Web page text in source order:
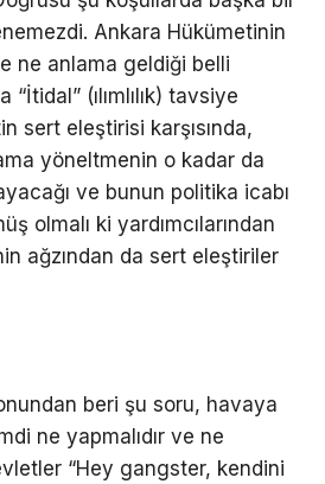
Ankara Hükümetinin
ne anlama geldiği belli
(ılımlılık) tavsiye
sert eleştirisi karşısında,
yöneltmenin o kadar da
ve bunun politika icabı
olmalı ki yardımcılarından
ağzından da sert eleştiriler
beri şu soru, havaya
ne yapmalıdır ve ne
“Hey gangster, kendini